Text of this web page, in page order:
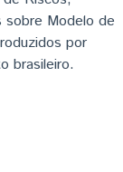
sobre Modelo de
por
brasileiro.